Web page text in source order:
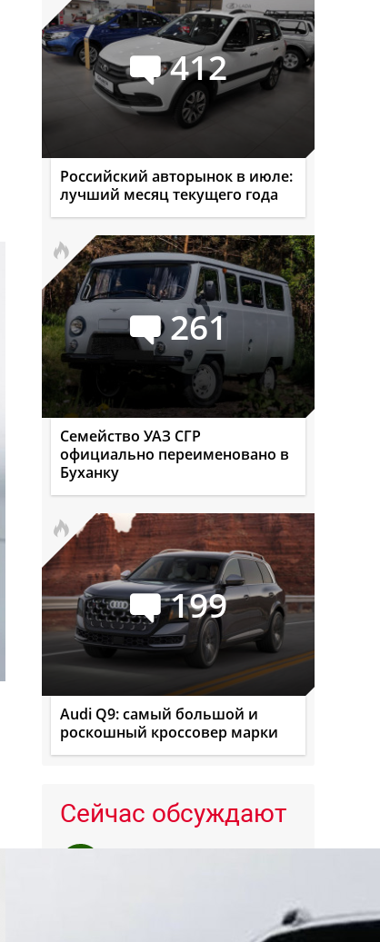
412
Российский авторынок в июле:
лучший месяц текущего года
261
Семейство УАЗ СГР
официально переименовано в
Буханку
199
Audi Q9: самый большой и
роскошный кроссовер марки
Сейчас обсуждают